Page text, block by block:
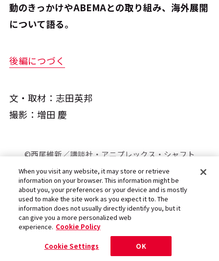
動のきっかけやABEMAとの取り組み、海外展開
について語る。
後編につづく
文・取材：志田英邦
撮影：増田 慶
©西尾維新／講談社・アニプレックス・シャフト
関連サイト
When you visit any website, it may store or retrieve
information on your browser. This information might be
about you, your preferences or your device and is mostly
used to make the site work as you expect it to. The
information does not usually directly identify you, but it
can give you a more personalized web
experience. Cookie Policy
Cookie Settings OK